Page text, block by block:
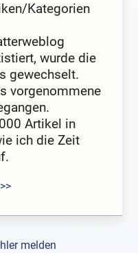
Kategorien
wurde die
gewechselt.
vorgenommene
Artikel in
ich die Zeit
melden